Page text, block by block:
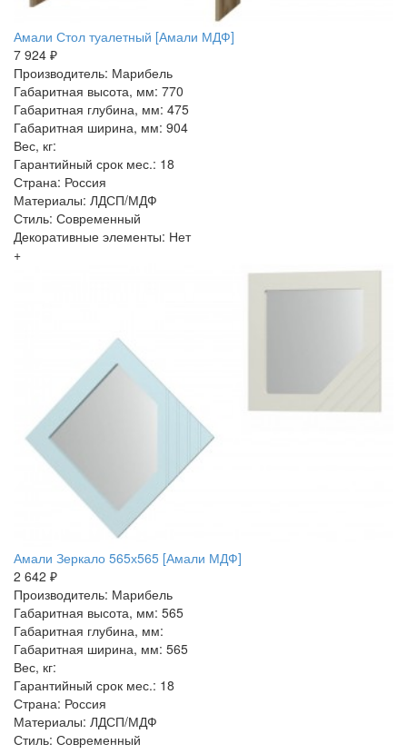
Амали Стол туалетный [Амали МДФ]
7 924 ₽
Производитель: Марибель
Габаритная высота, мм: 770
Габаритная глубина, мм: 475
Габаритная ширина, мм: 904
Вес, кг:
Гарантийный срок мес.: 18
Страна: Россия
Материалы: ЛДСП/МДФ
Стиль: Современный
Декоративные элементы: Нет
+
Амали Зеркало 565х565 [Амали МДФ]
2 642 ₽
Производитель: Марибель
Габаритная высота, мм: 565
Габаритная глубина, мм:
Габаритная ширина, мм: 565
Вес, кг:
Гарантийный срок мес.: 18
Страна: Россия
Материалы: ЛДСП/МДФ
Стиль: Современный